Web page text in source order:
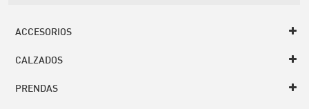
ACCESORIOS
CALZADOS
PRENDAS